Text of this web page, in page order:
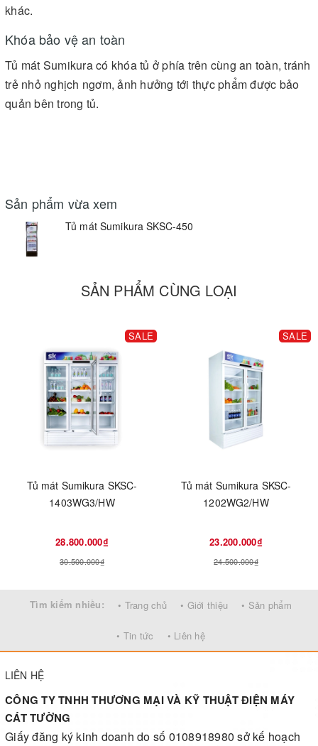
khác.
Khóa bảo vệ an toàn
Tủ mát Sumikura có khóa tủ ở phía trên cùng an toàn, tránh
trẻ nhỏ nghịch ngơm, ảnh hưởng tới thực phẩm được bảo
quản bên trong tủ.
Sản phẩm vừa xem
Tủ mát Sumikura SKSC-450
SẢN PHẨM CÙNG LOẠI
SALE
Tủ mát Sumikura SKSC-
1403WG3/HW
28.800.000₫
30.500.000₫
SALE
Tủ mát Sumikura SKSC-
1202WG2/HW
23.200.000₫
24.500.000₫
Tìm kiếm nhiều: • Trang chủ • Giới thiệu • Sản phẩm
• Tin tức • Liên hệ
LIÊN HỆ
CÔNG TY TNHH THƯƠNG MẠI VÀ KỸ THUẬT ĐIỆN MÁY
CÁT TƯỜNG
Giấy đăng ký kinh doanh do số 0108918980 sở kế hoạch